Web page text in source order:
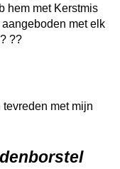
hem met Kerstmis
met elk
??
met mijn